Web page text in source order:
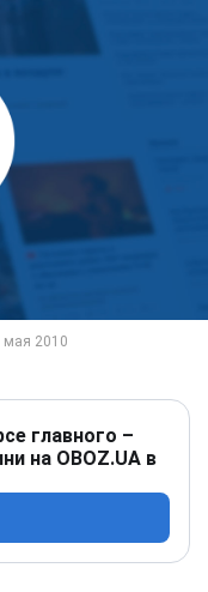
главного –
на OBOZ.UA в